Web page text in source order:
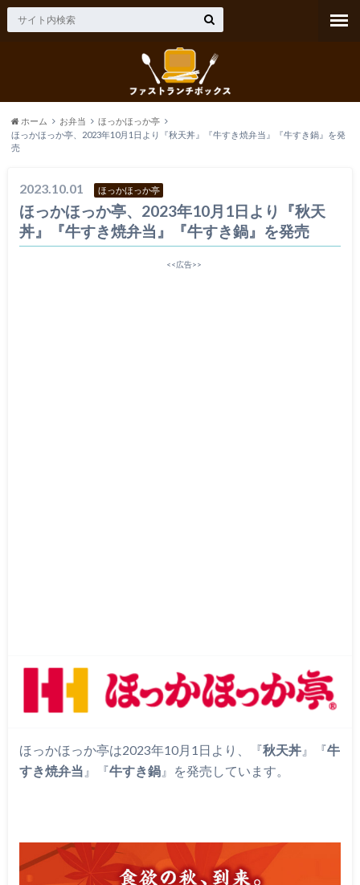
ホーム お弁当
ほっかほっか亭
ほっかほっか亭、2023年10月1日より『秋天丼』『牛すき焼弁当』『牛すき鍋』を発
売
2023.10.01 ほっかほっか亭
ほっかほっか亭、2023年10月1日より『秋天
丼』『牛すき焼弁当』『牛すき鍋』を発売
<<広告>>
ほっかほっか亭は2023年10月1日より、『秋天丼』『牛
すき焼弁当 』『牛すき鍋』を発売しています。